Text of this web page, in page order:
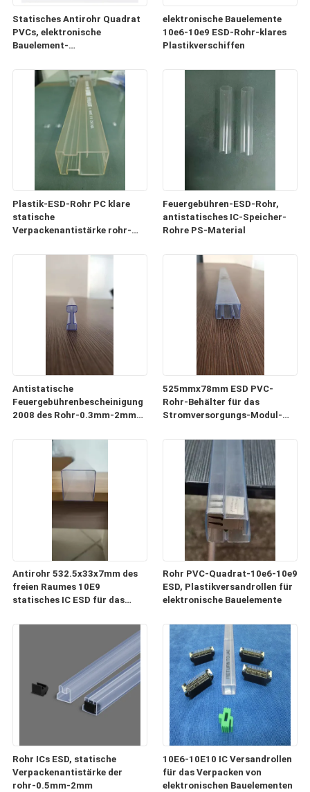
Statisches Antirohr Quadrat
PVCs, elektronische
Bauelement-
elektronische Bauelemente
10e6-10e9 ESD-Rohr-klares
Plastikverschiffen
Plastik-ESD-Rohr PC klare
statische
Verpackenantistärke rohr-
Feuergebühren-ESD-Rohr,
antistatisches IC-Speicher-
Rohre PS-Material
Antistatische
Feuergebührenbescheinigung
2008 des Rohr-0.3mm-2mm
525mmx78mm ESD PVC-
Rohr-Behälter für das
Stromversorgungs-Modul-
Antirohr 532.5x33x7mm des
freien Raumes 10E9
statisches IC ESD für das
Rohr PVC-Quadrat-10e6-10e9
ESD, Plastikversandrollen für
elektronische Bauelemente
Rohr ICs ESD, statische
Verpackenantistärke der
rohr-0.5mm-2mm
10E6-10E10 IC Versandrollen
für das Verpacken von
elektronischen Bauelementen